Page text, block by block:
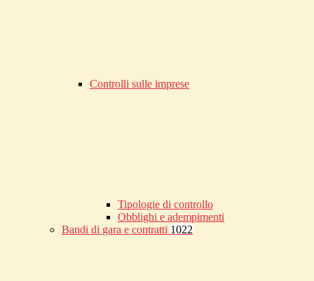
Controlli sulle imprese
Tipologie di controllo
Obblighi e adempimenti
Bandi di gara e contratti 1022